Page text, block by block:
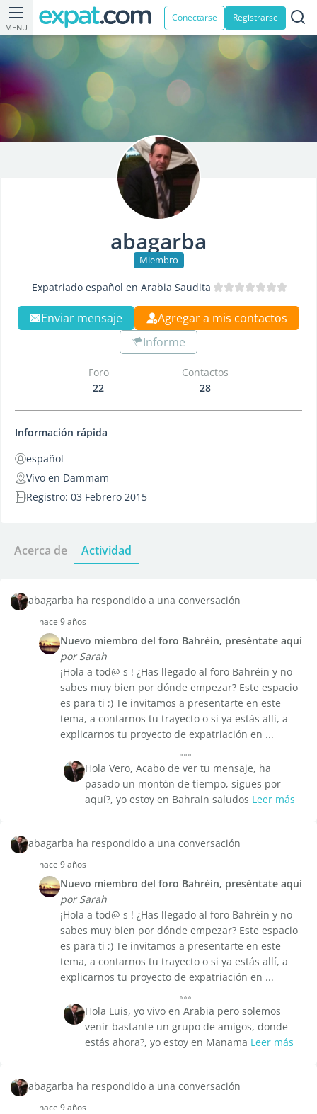
MENU
Conectarse Registrarse
abagarba
Miembro
Expatriado español en Arabia Saudita
Enviar mensaje
Agregar a mis contactos
Informe
Foro
22
Contactos
28
Información rápida
español
Vivo en Dammam
Registro: 03 Febrero 2015
Acerca de Actividad
abagarba ha respondido a una conversación
hace 9 años
Nuevo miembro del foro Bahréin, preséntate aquí
por Sarah
¡Hola a tod@ s ! ¿Has llegado al foro Bahréin y no
sabes muy bien por dónde empezar? Este espacio
es para ti ;) Te invitamos a presentarte en este
tema, a contarnos tu trayecto o si ya estás allí, a
explicarnos tu proyecto de expatriación en ...
Hola Vero, Acabo de ver tu mensaje, ha
pasado un montón de tiempo, sigues por
aquí?, yo estoy en Bahrain saludos Leer más
abagarba ha respondido a una conversación
hace 9 años
Nuevo miembro del foro Bahréin, preséntate aquí
por Sarah
¡Hola a tod@ s ! ¿Has llegado al foro Bahréin y no
sabes muy bien por dónde empezar? Este espacio
es para ti ;) Te invitamos a presentarte en este
tema, a contarnos tu trayecto o si ya estás allí, a
explicarnos tu proyecto de expatriación en ...
Hola Luis, yo vivo en Arabia pero solemos
venir bastante un grupo de amigos, donde
estás ahora?, yo estoy en Manama Leer más
abagarba ha respondido a una conversación
hace 9 años